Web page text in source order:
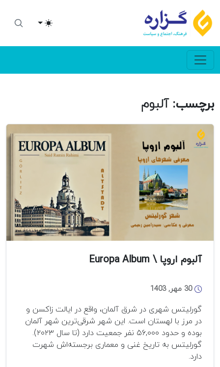
Toggle theme
برچسب:آلبوم
آلبوم اروپا \ Europa Album
30 مهر, 1403
گورلیتس شهری در شرق آلمان، واقع در ایالت زاکسن و
در مرز با لهستان است. این شهر شرقی‌ترین شهر آلمان
بوده و حدود ۵۶,۰۰۰ نفر جمعیت دارد (تا سال ۲۰۲۳).
گورلیتس به تاریخ غنی و معماری برجسته‌اش شهرت
دارد.